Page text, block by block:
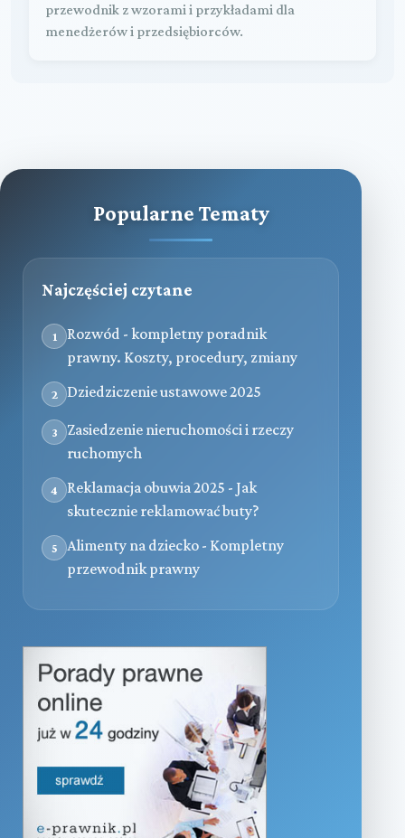
przewodnik z wzorami i przykładami dla
menedżerów i przedsiębiorców.
Popularne Tematy
Najczęściej czytane
1
Rozwód - kompletny poradnik
prawny. Koszty, procedury, zmiany
2 Dziedziczenie ustawowe 2025
3
Zasiedzenie nieruchomości i rzeczy
ruchomych
4
Reklamacja obuwia 2025 - Jak
skutecznie reklamować buty?
5
Alimenty na dziecko - Kompletny
przewodnik prawny